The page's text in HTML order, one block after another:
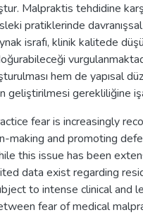
Malpraktis tehdidine
pratiklerinde
israfı, klinik kalitede
hem de yapısal
geliştirilmesi gerekliliğine
fear is increasingly
making and promoting
this issue has been
data exist regarding
to intense clinical and
fear of medical